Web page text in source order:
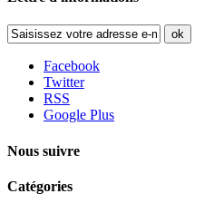
ok
Facebook
Twitter
RSS
Google Plus
Nous suivre
Catégories